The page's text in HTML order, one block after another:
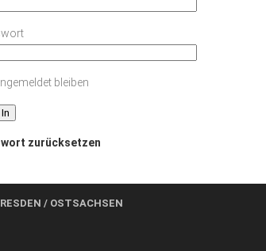
bleiben
zurücksetzen
/ OSTSACHSEN